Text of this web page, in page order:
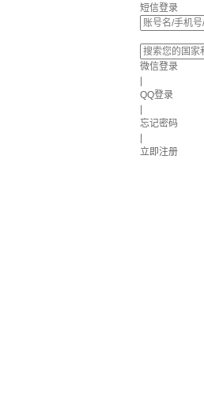
短信登录
微信登录
QQ登录
忘记密码
立即注册